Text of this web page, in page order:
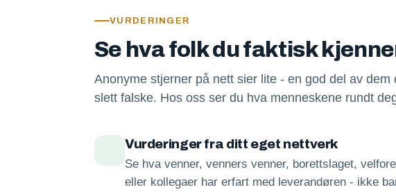
VURDERINGER
Se hva folk du faktisk
Anonyme stjerner på nett sier lite - en god del av dem
slett falske. Hos oss ser du hva menneskene rundt
Vurderinger fra ditt eget nettverk
Se hva venner, venners venner, borettslaget,
eller kollegaer har erfart med leverandøren - ikke